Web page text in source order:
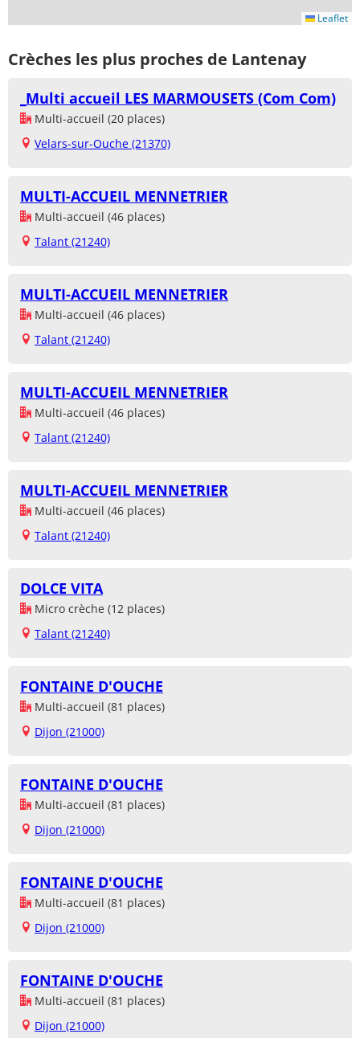
Leaflet
Crèches les plus proches de Lantenay
_Multi accueil LES MARMOUSETS (Com Com)
Multi-accueil (20 places)
Velars-sur-Ouche (21370)
MULTI-ACCUEIL MENNETRIER
Multi-accueil (46 places)
Talant (21240)
MULTI-ACCUEIL MENNETRIER
Multi-accueil (46 places)
Talant (21240)
MULTI-ACCUEIL MENNETRIER
Multi-accueil (46 places)
Talant (21240)
MULTI-ACCUEIL MENNETRIER
Multi-accueil (46 places)
Talant (21240)
DOLCE VITA
Micro crèche (12 places)
Talant (21240)
FONTAINE D'OUCHE
Multi-accueil (81 places)
Dijon (21000)
FONTAINE D'OUCHE
Multi-accueil (81 places)
Dijon (21000)
FONTAINE D'OUCHE
Multi-accueil (81 places)
Dijon (21000)
FONTAINE D'OUCHE
Multi-accueil (81 places)
Dijon (21000)